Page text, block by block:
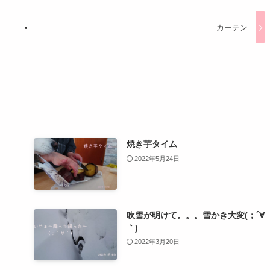
カーテン
焼き芋タイム
2022年5月24日
吹雪が明けて。。。雪かき大変(；´∀
｀)
2022年3月20日